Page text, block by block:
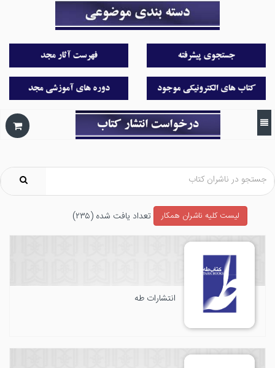
ليست كليه ناشران همکار تعداد يافت شده (۲۳۵)
انتشارات طه